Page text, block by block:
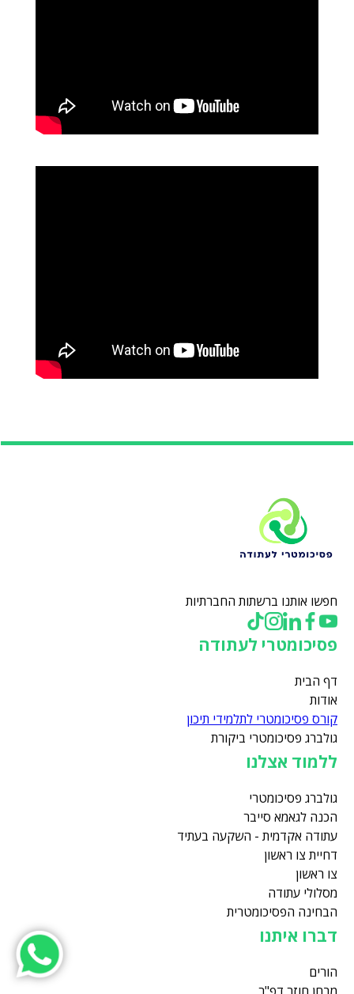
דברו איתנו
הורים
ללמוד אצלנו
גולברג פסיכומטרי
הכנה לגאמא סייבר
עתודה אקדמית - השקעה בעתיד
דחיית צו ראשון
צו ראשון
מסלולי עתודה
הבחינה הפסיכומטרית
פסיכומטרי לעתודה
דף הבית
אודות
קורס פסיכומטרי לתלמידי תיכון
גולברג פסיכומטרי ביקורת
חפשו אותנו ברשתות החברתיות